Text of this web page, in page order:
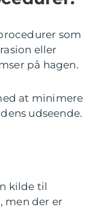
som
eller
på hagen.
at minimere
udseende.
kilde til
men der er